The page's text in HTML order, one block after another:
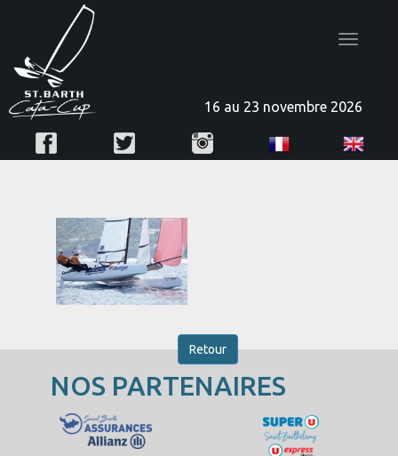
Toggle
16 au 23 novembre 2026
Retour
NOS PARTENAIRES